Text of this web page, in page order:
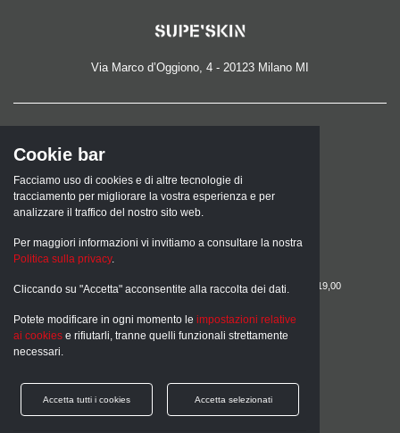
Via Marco d’Oggiono, 4 - 20123 Milano MI
EMAIL
info@superskin.it
ORARI SHOWROOM
martedì, mercoledì, giovedì, venerdì: 09,00 - 13,00 /15,00 - 19,00
Parcheggio gratuito in via Ariberto
Cookie bar
Facciamo uso di cookies e di altre tecnologie di
tracciamento per migliorare la vostra esperienza e per
analizzare il traffico del nostro sito web.
Per maggiori informazioni vi invitiamo a consultare la nostra
Politica sulla privacy.
Cliccando su "Accetta" acconsentite alla raccolta dei dati.
Potete modificare in ogni momento le impostazioni relative
ai cookies e rifiutarli, tranne quelli funzionali strettamente
necessari.
Accetta tutti i cookies Accetta selezionati